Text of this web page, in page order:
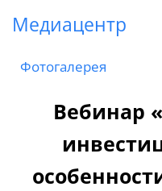
Медиацентр
Фотогалерея
Вебинар